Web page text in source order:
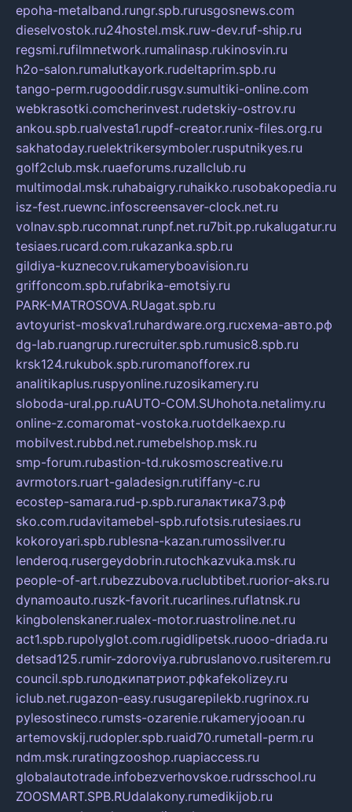
epoha-metalband.rungr.spb.rurusgosnews.com
dieselvostok.ru24hostel.msk.ruw-dev.ruf-ship.ru
regsmi.rufilmnetwork.rumalinasp.rukinosvin.ru
h2o-salon.rumalutkayork.rudeltaprim.spb.ru
tango-perm.rugooddir.rusgv.sumultiki-online.com
webkrasotki.comcherinvest.rudetskiy-ostrov.ru
ankou.spb.rualvesta1.rupdf-creator.runix-files.org.ru
sakhatoday.ruelektrikersymboler.rusputnikyes.ru
golf2club.msk.ruaeforums.ruzallclub.ru
multimodal.msk.ruhabaigry.ruhaikko.rusobakopedia.ru
isz-fest.ruewnc.infoscreensaver-clock.net.ru
volnav.spb.rucomnat.runpf.net.ru7bit.pp.rukalugatur.ru
tesiaes.rucard.com.rukazanka.spb.ru
gildiya-kuznecov.rukameryboavision.ru
griffoncom.spb.rufabrika-emotsiy.ru
PARK-MATROSOVA.RUagat.spb.ru
avtoyurist-moskva1.ruhardware.org.ruсхема-авто.рф
dg-lab.ruangrup.rurecruiter.spb.rumusic8.spb.ru
krsk124.rukubok.spb.ruromanofforex.ru
analitikaplus.ruspyonline.ruzosikamery.ru
sloboda-ural.pp.ruAUTO-COM.SUhohota.netalimy.ru
online-z.comaromat-vostoka.ruotdelkaexp.ru
mobilvest.rubbd.net.rumebelshop.msk.ru
smp-forum.rubastion-td.rukosmoscreative.ru
avrmotors.ruart-galadesign.rutiffany-c.ru
ecostep-samara.rud-p.spb.ruгалактика73.рф
sko.com.rudavitamebel-spb.rufotsis.rutesiaes.ru
kokoroyari.spb.rublesna-kazan.rumossilver.ru
lenderoq.rusergeydobrin.rutochkazvuka.msk.ru
people-of-art.rubezzubova.ruclubtibet.ruorior-aks.ru
dynamoauto.ruszk-favorit.rucarlines.ruflatnsk.ru
kingbolenskaner.rualex-motor.ruastroline.net.ru
act1.spb.rupolyglot.com.rugidlipetsk.ruooo-driada.ru
detsad125.rumir-zdoroviya.rubruslanovo.rusiterem.ru
council.spb.ruлодкипатриот.рфkafekolizey.ru
iclub.net.rugazon-easy.rusugarepilekb.rugrinox.ru
pylesostineco.rumsts-ozarenie.rukameryjooan.ru
artemovskij.rudopler.spb.ruaid70.rumetall-perm.ru
ndm.msk.ruratingzooshop.ruapiaccess.ru
globalautotrade.infobezverhovskoe.rudrsschool.ru
ZOOSMART.SPB.RUdalakony.rumedikijob.ru